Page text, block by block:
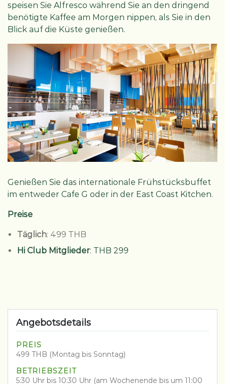
speisen Sie Alfresco während Sie an den dringend
benötigte Kaffee am Morgen nippen, als Sie in den
Blick auf die Küste genießen.
Genießen Sie das internationale Frühstücksbuffet
im entweder Cafe G oder in der East Coast Kitchen.
Preise
Täglich: 499 THB
Hi Club Mitglieder: THB 299
Angebotsdetails
PREIS
499 THB (Montag bis Sonntag)
BETRIEBSZEIT
5:30 Uhr bis 10:30 Uhr (am Wochenende bis um 11:00